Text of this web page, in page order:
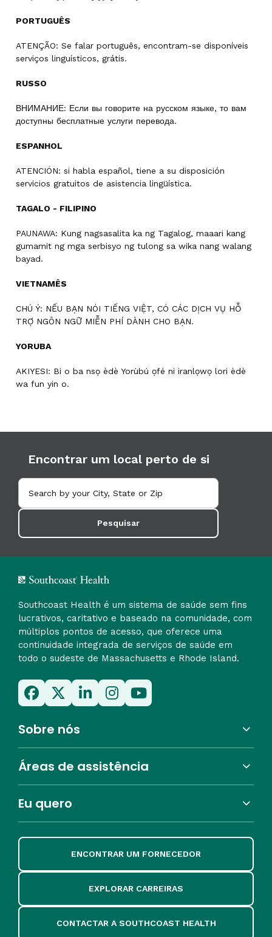
PORTUGUÊS
ATENÇÃO: Se falar português, encontram-se disponíveis
serviços linguísticos, grátis.
RUSSO
ВНИМАНИЕ: Если вы говорите на русском языке, то вам
доступны бесплатные услуги перевода.
ESPANHOL
ATENCIÓN: si habla español, tiene a su disposición
servicios gratuitos de asistencia lingüística.
TAGALO - FILIPINO
PAUNAWA: Kung nagsasalita ka ng Tagalog, maaari kang
gumamit ng mga serbisyo ng tulong sa wika nang walang
bayad.
VIETNAMÊS
CHÚ Ý: NẾU BẠN NÓI TIẾNG VIỆT, CÓ CÁC DỊCH VỤ HỖ
TRỢ NGÔN NGỮ MIỄN PHÍ DÀNH CHO BẠN.
YORUBA
AKIYESI: Bi o ba nsọ èdè Yorùbú ọfé ni iranlọwọ lori èdè
wa fun yin o.
Encontrar um local perto de si
Pesquisar
Southcoast Health é um sistema de saúde sem fins
lucrativos, caritativo e baseado na comunidade, com
múltiplos pontos de acesso, que oferece uma
continuidade integrada de serviços de saúde em
todo o sudeste de Massachusetts e Rhode Island.
Sobre nós
Áreas de assistência
Eu quero
ENCONTRAR UM FORNECEDOR
EXPLORAR CARREIRAS
CONTACTAR A SOUTHCOAST HEALTH